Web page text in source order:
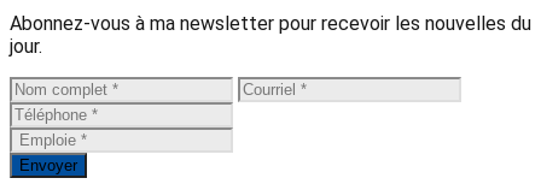
Abonnez-vous à ma newsletter pour recevoir les nouvelles du
jour.
Envoyer